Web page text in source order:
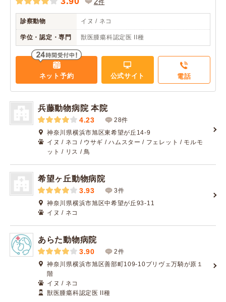
件
診察動物 イヌ / ネコ
学位・認定・専門 獣医腫瘍科認定医 II種
ネット予約 公式サイト 電話
兵藤動物病院 本院
4.23
28件
神奈川県横浜市旭区東希望が丘14-9
イヌ / ネコ / ウサギ / ハムスター / フェレット / モルモ
ット / リス / 鳥
希望ヶ丘動物病院
3.93
3件
神奈川県横浜市旭区中希望が丘93-11
イヌ / ネコ
あらた動物病院
3.90
2件
神奈川県横浜市旭区善部町109-10プリヴェ万騎が原１
階
イヌ / ネコ
獣医腫瘍科認定医 II種